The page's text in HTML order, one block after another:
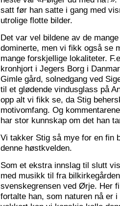
satt før han satte i gang med
utrolige flotte bilder.
Det var vel bildene av de
dominerte, men vi fikk også se
mange forskjellige lokaliteter.
kronhjort i Jegers Borg i
Gimle gård, solnedgang ved
til et glødende vindusglass på
opp alt vi fikk se, da Stig
motivomfang. Og
har stor kunnskap om det han
Vi takker Stig så mye for en fin
denne høstkvelden.
Som et ekstra innslag til slutt
med musikk til fra
svenskegrensen ved Ørje. Her
fortalte han, som naturen nå er